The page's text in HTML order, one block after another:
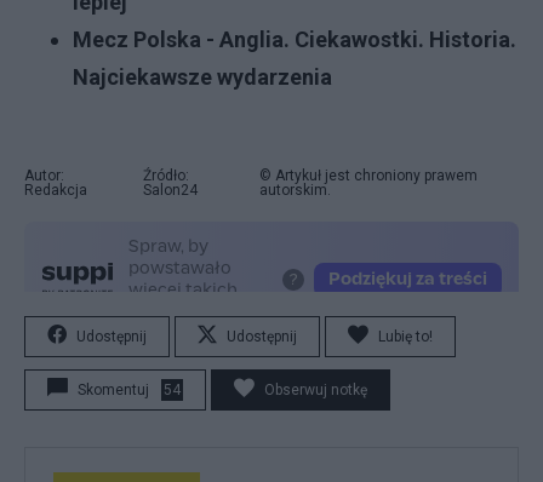
Mecz Polska - Anglia. Ciekawostki. Historia.
Najciekawsze wydarzenia
Autor:
Redakcja
Źródło:
Salon24
© Artykuł jest chroniony prawem
autorskim.
Udostępnij Udostępnij Lubię to!
Skomentuj 54 Obserwuj notkę